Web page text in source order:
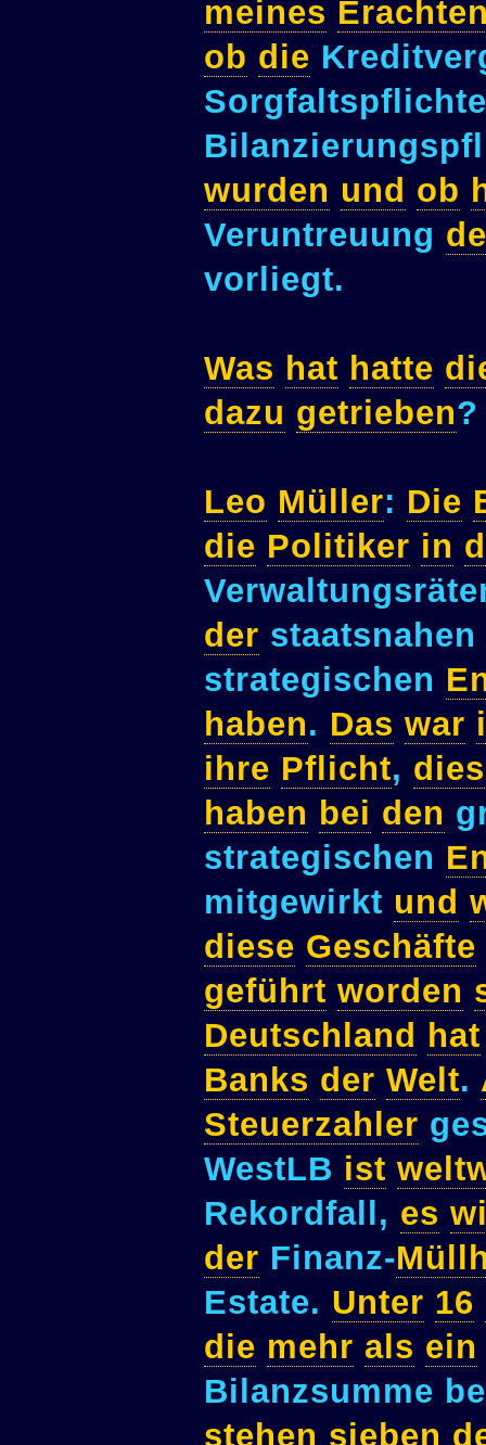
meines
ob die
wurden und ob
Veruntreuung
vorliegt.
Was hat hatte
dazu getrieben?
Leo Müller: Die
die Politiker in
der
strategischen
haben. Das war
ihre Pflicht, dies
haben bei den
strategischen
mitgewirkt und
diese Geschäfte
geführt worden
Deutschland hat
Banks der Welt.
Steuerzahler
WestLB ist
Rekordfall, es
der Finanz-
Estate. Unter 16
die mehr als ein
Bilanzsumme
stehen sieben